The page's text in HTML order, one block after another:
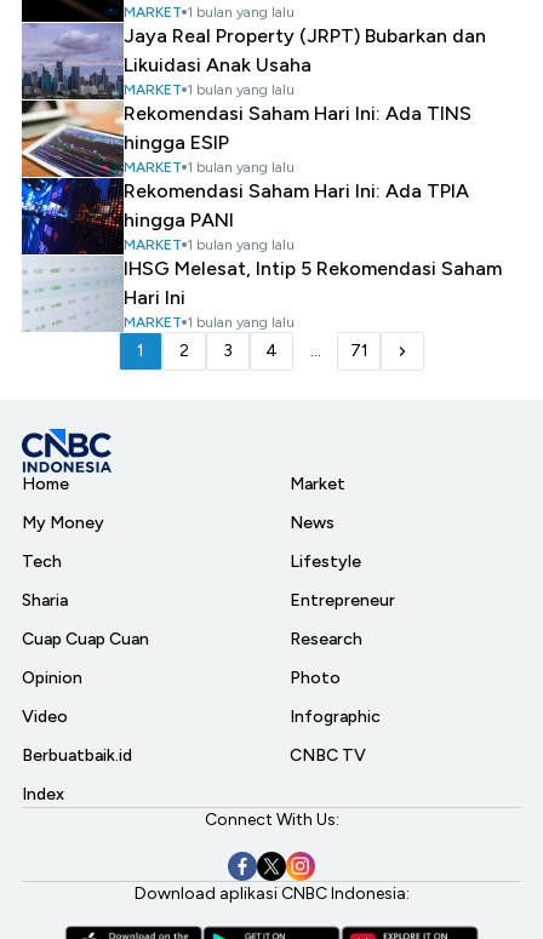
MARKET 1 bulan yang lalu
Jaya Real Property (JRPT) Bubarkan dan
Likuidasi Anak Usaha
MARKET 1 bulan yang lalu
Rekomendasi Saham Hari Ini: Ada TINS
hingga ESIP
MARKET 1 bulan yang lalu
Rekomendasi Saham Hari Ini: Ada TPIA
hingga PANI
MARKET 1 bulan yang lalu
IHSG Melesat, Intip 5 Rekomendasi Saham
Hari Ini
MARKET 1 bulan yang lalu
1 2 3 4 ... 71
Home
My Money
Tech
Sharia
Cuap Cuap Cuan
Opinion
Video
Berbuatbaik.id
Index
Market
News
Lifestyle
Entrepreneur
Research
Photo
Infographic
CNBC TV
Connect With Us:
Download aplikasi CNBC Indonesia: